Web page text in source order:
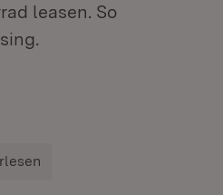
leasen. So